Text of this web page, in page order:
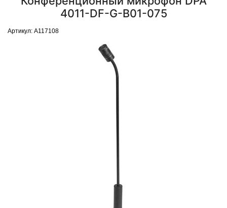
4011-DF-G-B01-075
Артикул: A117108